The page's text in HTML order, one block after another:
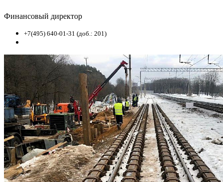
Финансовый директор
+7(495) 640-01-31 (доб.: 201)